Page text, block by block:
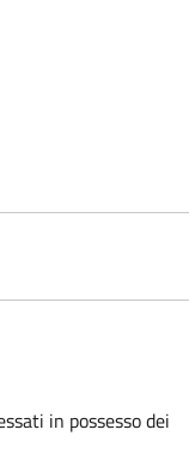
in possesso dei